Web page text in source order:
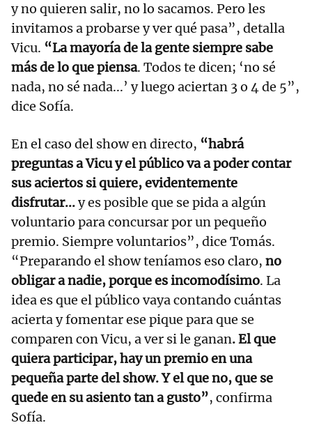
y no quieren salir, no lo sacamos. Pero les
invitamos a probarse y ver qué pasa”, detalla
Vicu. “La mayoría de la gente siempre sabe
más de lo que piensa. Todos te dicen; ‘no sé
nada, no sé nada...’ y luego aciertan 3 o 4 de 5”,
dice Sofía.
En el caso del show en directo, “habrá
preguntas a Vicu y el público va a poder contar
sus aciertos si quiere, evidentemente
disfrutar...y es posible que se pida a algún
voluntario para concursar por un pequeño
premio. Siempre voluntarios”, dice Tomás.
“Preparando el show teníamos eso claro, no
obligar a nadie, porque es incomodísimo. La
idea es que el público vaya contando cuántas
acierta y fomentar ese pique para que se
comparen con Vicu, a ver si le ganan. El que
quiera participar, hay un premio en una
pequeña parte del show. Y el que no, que se
quede en su asiento tan a gusto”, confirma
Sofía.